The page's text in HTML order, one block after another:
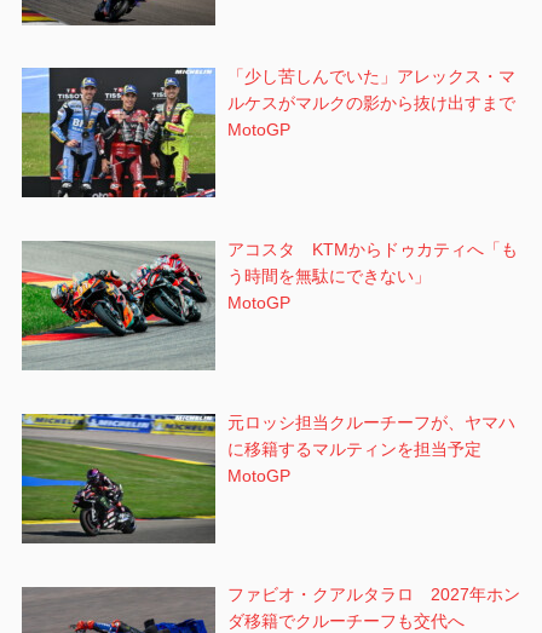
「少し苦しんでいた」アレックス・マ
ルケスがマルクの影から抜け出すまで
MotoGP
アコスタ KTMからドゥカティへ「も
う時間を無駄にできない」
MotoGP
元ロッシ担当クルーチーフが、ヤマハ
に移籍するマルティンを担当予定
MotoGP
ファビオ・クアルタラロ 2027年ホン
ダ移籍でクルーチーフも交代へ